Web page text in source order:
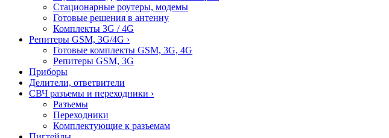
Стационарные роутеры, модемы
Готовые решения в антенну
Комплекты 3G / 4G
Репитеры GSM, 3G/4G ›
Готовые комплекты GSM, 3G, 4G
Репитеры GSM, 3G
Приборы
Делители, ответвители
СВЧ разъемы и переходники ›
Разъемы
Переходники
Комплектующие к разъемам